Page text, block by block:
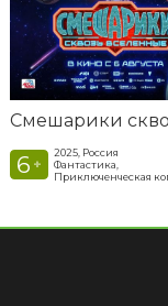
6 +
2025, Россия
Фантастика,
Приключенческая